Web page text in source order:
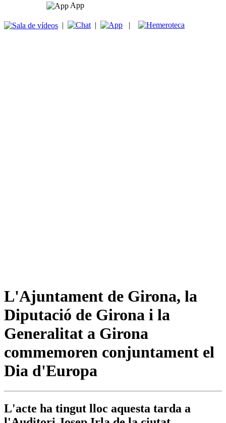
App
| | |
L'Ajuntament de Girona, la
Diputació de Girona i la
Generalitat a Girona
commemoren conjuntament el
Dia d'Europa
L'acte ha tingut lloc aquesta tarda a